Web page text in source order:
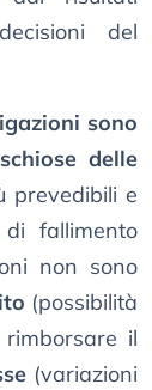
del
sono
delle
prevedibili e
fallimento
non sono
(possibilità
il
(variazioni